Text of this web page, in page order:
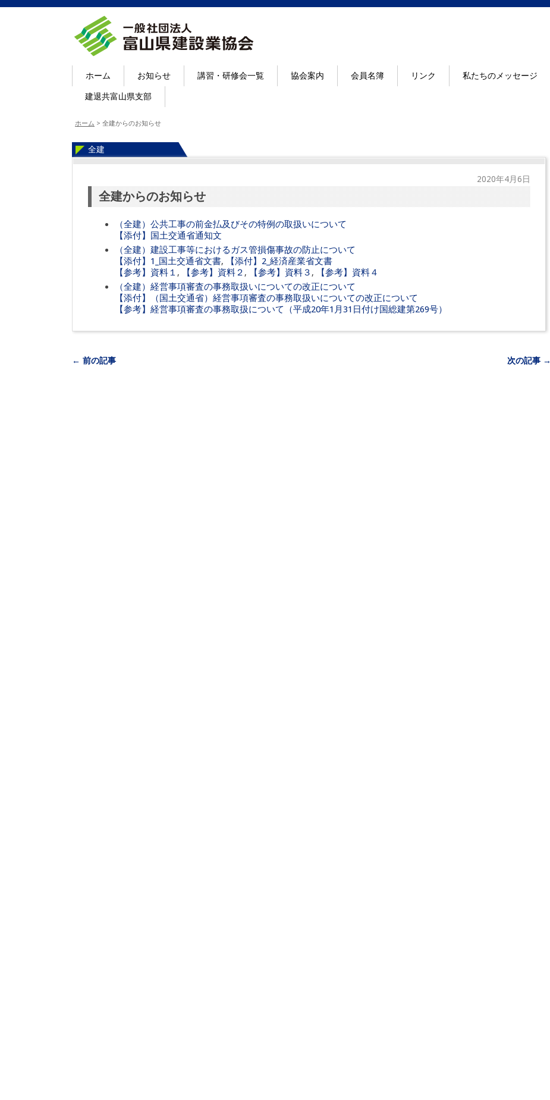
ホーム お知らせ 講習・研修会一覧 協会案内 会員名簿 リンク 私たちのメッセージ
建退共富山県支部
ホーム > 全建からのお知らせ
全建
2020年4月6日
全建からのお知らせ
（全建）公共工事の前金払及びその特例の取扱いについて
【添付】国土交通省通知文
（全建）建設工事等におけるガス管損傷事故の防止について
【添付】1_国土交通省文書,
【添付】2_経済産業省文書
【参考】資料１ , 【参考】資料２ , 【参考】資料３ ,
【参考】資料４
（全建）経営事項審査の事務取扱いについての改正について
【添付】（国土交通省）経営事項審査の事務取扱いについての改正について
【参考】経営事項審査の事務取扱について（平成20年1月31日付け国総建第269号）
← 前の記事 次の記事 →